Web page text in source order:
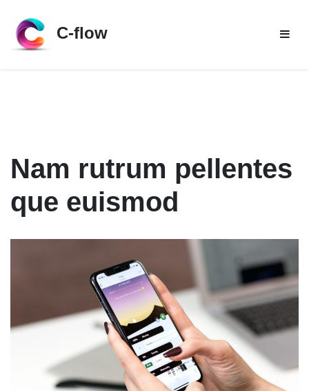
content
C-flow
Nam rutrum pellentes
que euismod